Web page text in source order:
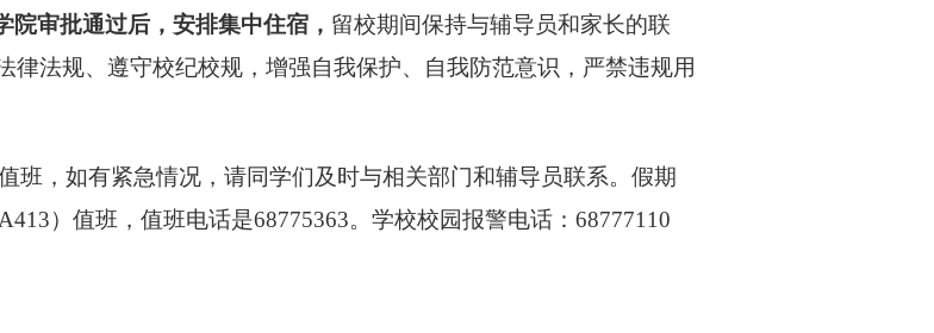
院审批通过后，安排集中住宿， 留校期间保持与辅导员和家长的联
法规、遵守校纪校规，增强自我保护、自我防范意识，严禁违规用
班，如有紧急情况，请同学们及时与相关部门和辅导员联系。假期
）值班，值班电话是68775363。学校校园报警电话：68777110